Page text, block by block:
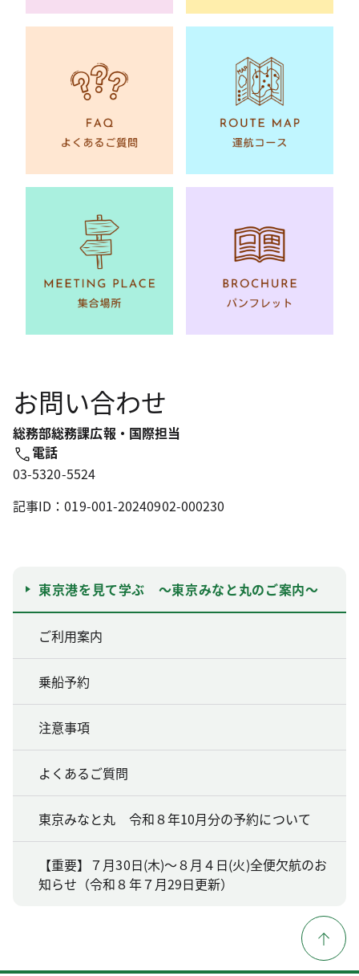
お問い合わせ
総務部総務課広報・国際担当
電話
03-5320-5524
記事ID：019-001-20240902-000230
東京港を見て学ぶ ～東京みなと丸のご案内～
ご利用案内
乗船予約
注意事項
よくあるご質問
東京みなと丸 令和８年10月分の予約について
【重要】７月30日(木)～８月４日(火)全便欠航のお
知らせ（令和８年７月29日更新）